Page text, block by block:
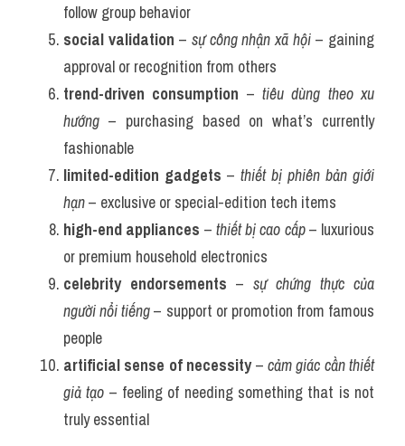
follow group behavior
social validation – sự công nhận xã hội – gaining
approval or recognition from others
trend-driven consumption – tiêu dùng theo xu
hướng – purchasing based on what’s currently
fashionable
limited-edition gadgets – thiết bị phiên bản giới
hạn – exclusive or special-edition tech items
high-end appliances – thiết bị cao cấp – luxurious
or premium household electronics
celebrity endorsements – sự chứng thực của
người nổi tiếng – support or promotion from famous
people
artificial sense of necessity – cảm giác cần thiết
giả tạo – feeling of needing something that is not
truly essential